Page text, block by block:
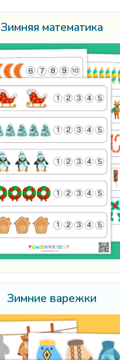
Зимняя математика
Зимние варежки